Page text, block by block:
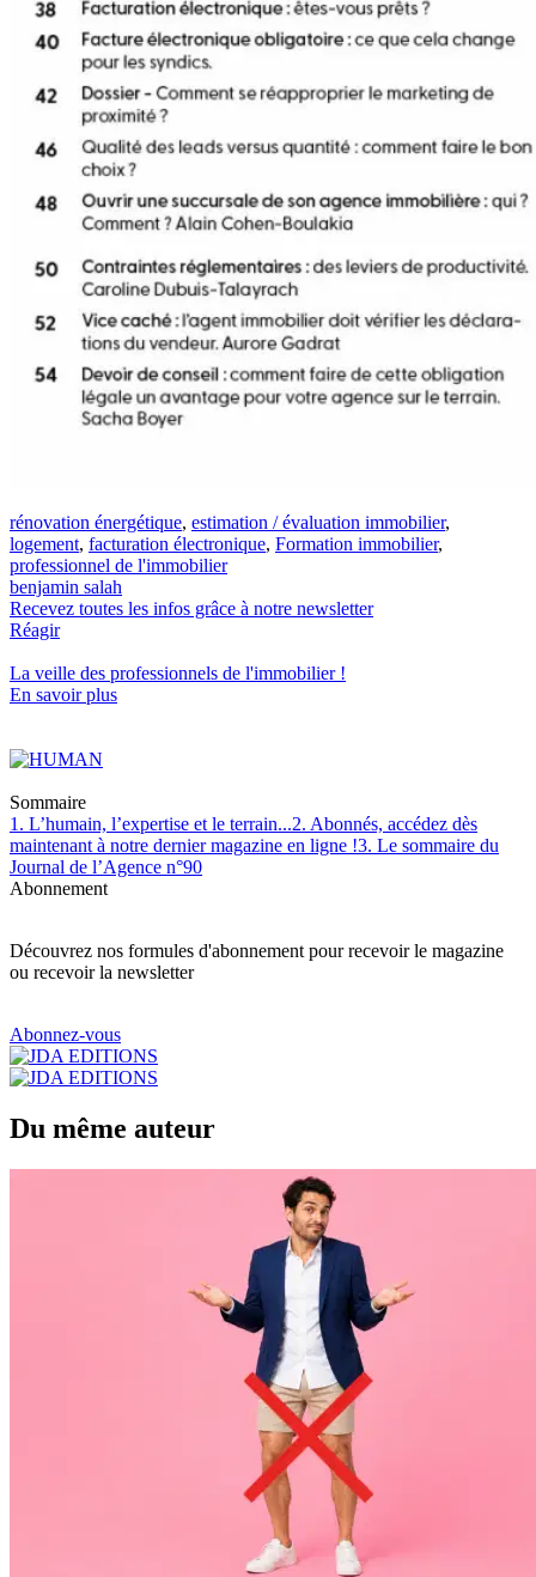
rénovation énergétique, estimation / évaluation immobilier,
logement, facturation électronique, Formation immobilier,
professionnel de l'immobilier
benjamin salah
Recevez toutes les infos grâce à notre newsletter
Réagir
La veille des professionnels de l'immobilier!
En savoir plus
Sommaire
1. L’humain, l’expertise et le terrain...2. Abonnés, accédez dès
maintenant à notre dernier magazine en ligne !3. Le sommaire du
Journal de l’Agence n°90
Abonnement
Découvrez nos formules d'abonnement pour recevoir le magazine
ou recevoir la newsletter
Abonnez-vous
Du même auteur